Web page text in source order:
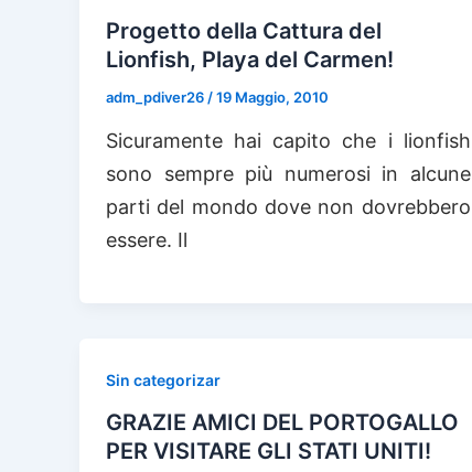
Progetto della Cattura del
Lionfish, Playa del Carmen!
adm_pdiver26 /19 Maggio, 2010
Sicuramente hai capito che i lionfish
sono sempre più numerosi in alcune
parti del mondo dove non dovrebbero
essere. Il
Sin categorizar
GRAZIE AMICI DEL PORTOGALLO
PER VISITARE GLI STATI UNITI!